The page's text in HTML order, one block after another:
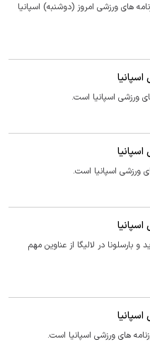
های ورزشی امروز (دوشنبه) اسپانیا
ورزشی اسپانیا است.
ورزشی اسپانیا است.
مادرید و بارسلونا در لالیگا از عناوین مهم
های ورزشی اسپانیا است.